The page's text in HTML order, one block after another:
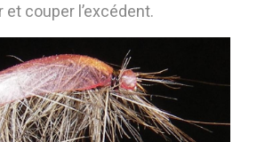
couper l’excédent.